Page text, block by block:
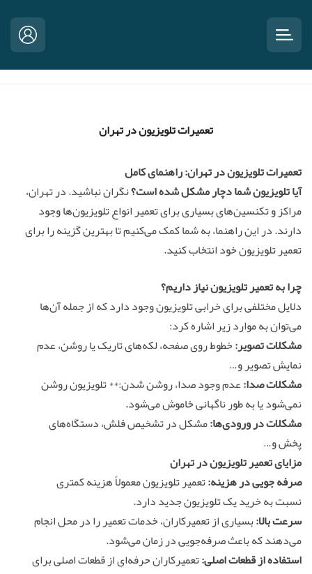
تعمیرات تلویزیون در تهران
تعمیرات تلویزیون در تهران: راهنمای کامل
آیا تلویزیون شما دچار مشکل شده است؟نگران نباشید. در تهران،
مراکز و تکنسین‌های بسیاری برای تعمیر انواع تلویزیون‌ها وجود
دارند. در این راهنما، به شما کمک می‌کنیم تا بهترین گزینه را برای
تعمیر تلویزیون خود انتخاب کنید.
چرا به تعمیر تلویزیون نیاز داریم؟
دلایل مختلفی برای خرابی تلویزیون وجود دارد که از جمله آن‌ها
می‌توان به موارد زیر اشاره کرد:
مشکلات تصویر:خطوط روی صفحه، لکه‌های تاریک یا روشن، عدم
نمایش تصویر و…
مشکلات صدا:عدم وجود صدا، روشن شدن:** تلویزیون روشن
نمی‌شود یا به طور ناگهانی خاموش می‌شود.
مشکلات در ورودی‌ها:مشکل در تشخیص فلش، دستگاه‌های
پخش و…
مزایای تعمیر تلویزیون در تهران
صرفه جویی در هزینه:تعمیر تلویزیون معمولاً هزینه کمتری
نسبت به خرید یک تلویزیون جدید دارد.
سرعت بالا:بسیاری از تعمیرکاران، خدمات تعمیر را در محل انجام
می‌دهند که باعث صرفه‌جویی در زمان می‌شود.
استفاده از قطعات اصلی:تعمیرکاران حرفه‌ای از قطعات اصلی برای